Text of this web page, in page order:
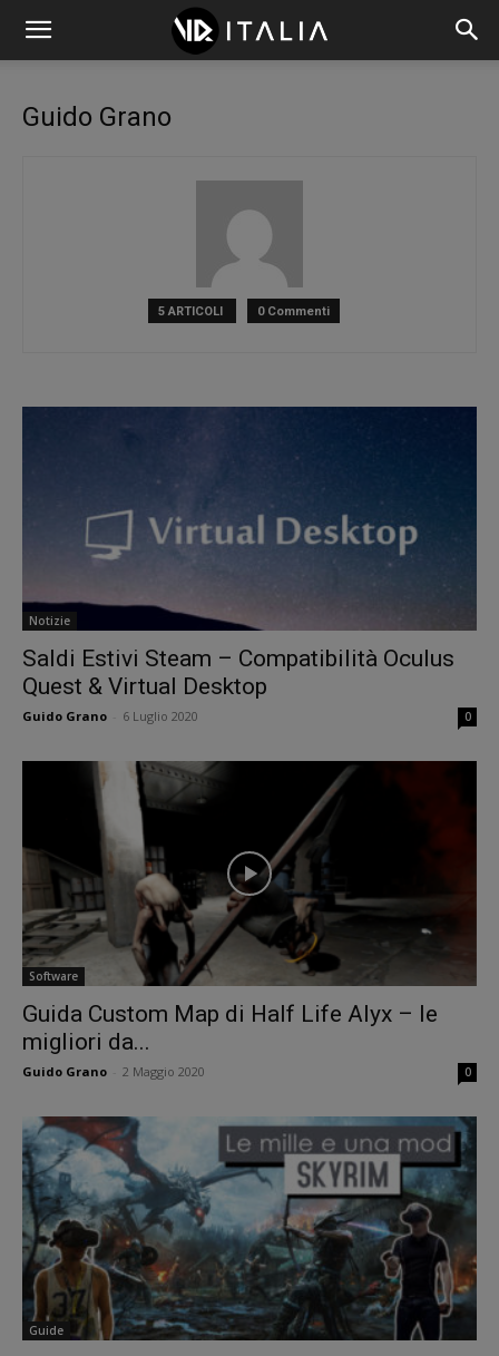
Guido Grano
5 ARTICOLI 0 Commenti
Notizie
Saldi Estivi Steam – Compatibilità Oculus
Quest & Virtual Desktop
Guido Grano 6 Luglio 2020 0
Software
Guida Custom Map di Half Life Alyx – le
migliori da...
Guido Grano 2 Maggio 2020 0
Guide